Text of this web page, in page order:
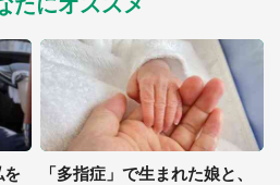
を
「多指症」で生まれた娘と、